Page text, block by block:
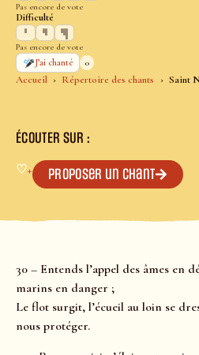
Accueil Répertoire des chants Saint
Pas encore de vote
Difficulté
Pas encore de vote
J’ai chanté
0
ÉCOUTER SUR :
♡+ Proposer un chant
30 – Entends l’appel des âmes en
marins en danger ;
Le flot surgit, l’écueil au loin se
nous protéger.